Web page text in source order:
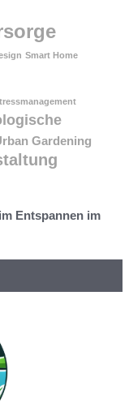
Smart Home
Gardening
Entspannen im